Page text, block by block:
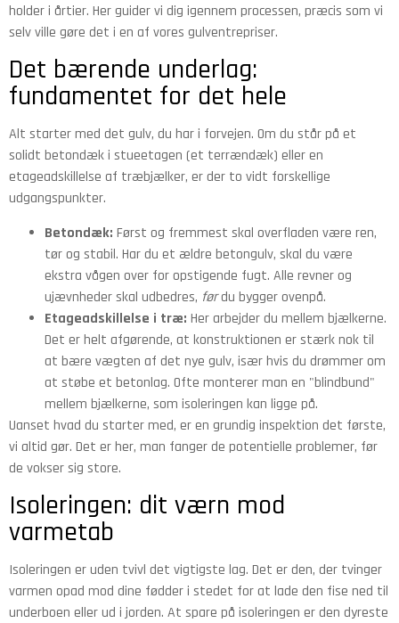
holder i årtier. Her guider vi dig igennem processen, præcis som vi
selv ville gøre det i en af vores gulventrepriser.
Det bærende underlag:
fundamentet for det hele
Alt starter med det gulv, du har i forvejen. Om du står på et
solidt betondæk i stueetagen (et terrændæk) eller en
etageadskillelse af træbjælker, er der to vidt forskellige
udgangspunkter.
Betondæk: Først og fremmest skal overfladen være ren,
tør og stabil. Har du et ældre betongulv, skal du være
ekstra vågen over for opstigende fugt. Alle revner og
ujævnheder skal udbedres, førdu bygger ovenpå.
Etageadskillelse i træ: Her arbejder du mellem bjælkerne.
Det er helt afgørende, at konstruktionen er stærk nok til
at bære vægten af det nye gulv, især hvis du drømmer om
at støbe et betonlag. Ofte monterer man en "blindbund"
mellem bjælkerne, som isoleringen kan ligge på.
Uanset hvad du starter med, er en grundig inspektion det første,
vi altid gør. Det er her, man fanger de potentielle problemer, før
de vokser sig store.
Isoleringen: dit værn mod
varmetab
Isoleringen er uden tvivl det vigtigste lag. Det er den, der tvinger
varmen opad mod dine fødder i stedet for at lade den fise ned til
underboen eller ud i jorden. At spare på isoleringen er den dyreste